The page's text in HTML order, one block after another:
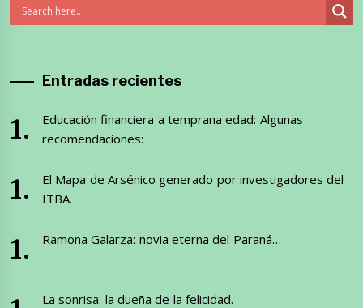
Entradas recientes
Educación financiera a temprana edad: Algunas
recomendaciones:
El Mapa de Arsénico generado por investigadores del
ITBA.
Ramona Galarza: novia eterna del Paraná…
La sonrisa: la dueña de la felicidad.